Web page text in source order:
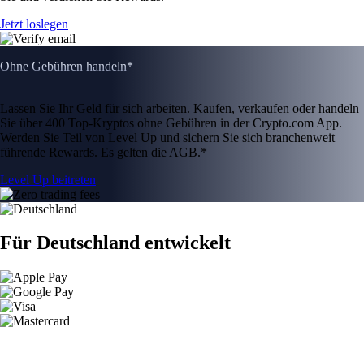
Jetzt loslegen
Ohne Gebühren handeln*
Lassen Sie Ihr Geld für sich arbeiten. Kaufen, verkaufen oder handeln
Sie über 400 Top-Kryptos ohne Gebühren in der Crypto.com App.
Werden Sie Teil von Level Up und sichern Sie sich branchenweit
führende Rewards. Es gelten die AGB.*
Level Up beitreten
Für Deutschland entwickelt